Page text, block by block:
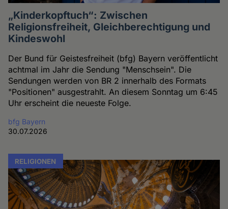
„Kinderkopftuch“: Zwischen
Religionsfreiheit, Gleichberechtigung und
Kindeswohl
Der Bund für Geistesfreiheit (bfg) Bayern veröffentlicht
achtmal im Jahr die Sendung "Menschsein". Die
Sendungen werden von BR 2 innerhalb des Formats
"Positionen" ausgestrahlt. An diesem Sonntag um 6:45
Uhr erscheint die neueste Folge.
bfg Bayern
30.07.2026
RELIGIONEN